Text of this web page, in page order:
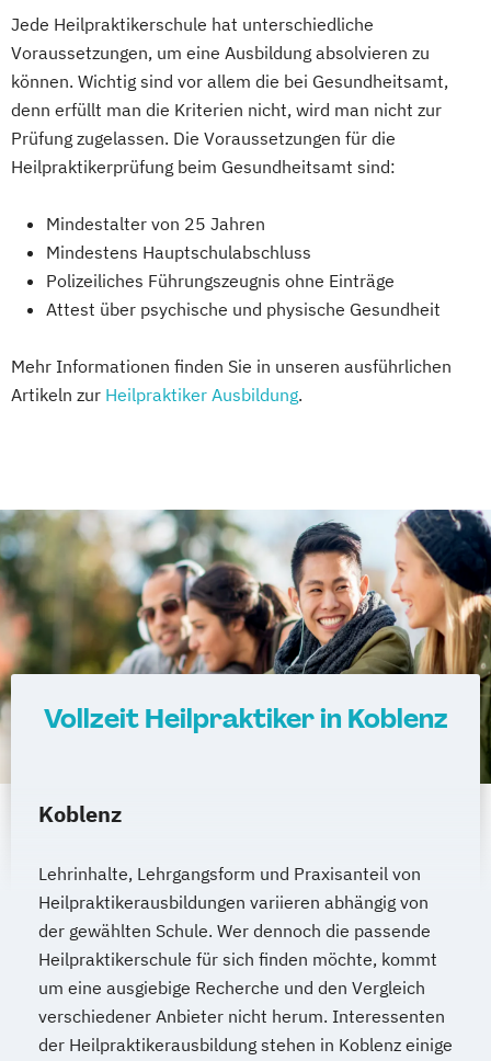
Jede Heilpraktikerschule hat unterschiedliche
Voraussetzungen, um eine Ausbildung absolvieren zu
können. Wichtig sind vor allem die bei Gesundheitsamt,
denn erfüllt man die Kriterien nicht, wird man nicht zur
Prüfung zugelassen. Die Voraussetzungen für die
Heilpraktikerprüfung beim Gesundheitsamt sind:
Mindestalter von 25 Jahren
Mindestens Hauptschulabschluss
Polizeiliches Führungszeugnis ohne Einträge
Attest über psychische und physische Gesundheit
Mehr Informationen finden Sie in unseren ausführlichen
Artikeln zur Heilpraktiker Ausbildung.
Vollzeit Heilpraktiker in Koblenz
Koblenz
Lehrinhalte, Lehrgangsform und Praxisanteil von
Heilpraktikerausbildungen variieren abhängig von
der gewählten Schule. Wer dennoch die passende
Heilpraktikerschule für sich finden möchte, kommt
um eine ausgiebige Recherche und den Vergleich
verschiedener Anbieter nicht herum. Interessenten
der Heilpraktikerausbildung stehen in Koblenz einige